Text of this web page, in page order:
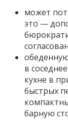
может
это —
в
кухне в
быстрых
барную